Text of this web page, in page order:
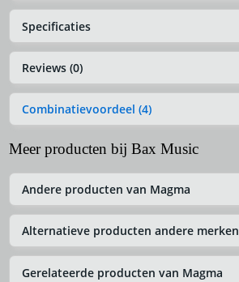
Specificaties
Reviews (0)
Combinatievoordeel (4)
Meer producten bij Bax Music
Andere producten van Magma
Alternatieve producten andere merken
Gerelateerde producten van Magma